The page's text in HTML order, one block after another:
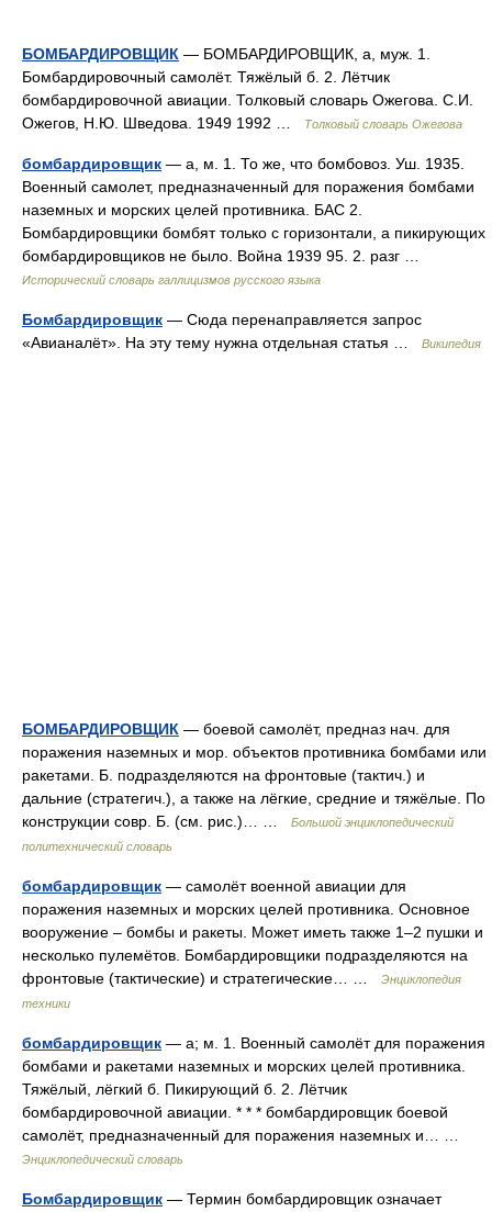
БОМБАРДИРОВЩИК — БОМБАРДИРОВЩИК, а, муж. 1.
Бомбардировочный самолёт. Тяжёлый б. 2. Лётчик
бомбардировочной авиации. Толковый словарь Ожегова. С.И.
Ожегов, Н.Ю. Шведова. 1949 1992 …
Толковый словарь Ожегова
бомбардировщик — а, м. 1. То же, что бомбовоз. Уш. 1935.
Военный самолет, предназначенный для поражения бомбами
наземных и морских целей противника. БАС 2.
Бомбардировщики бомбят только с горизонтали, а пикирующих
бомбардировщиков не было. Война 1939 95. 2. разг …
Исторический словарь галлицизмов русского языка
Бомбардировщик — Сюда перенаправляется запрос
«Авианалёт». На эту тему нужна отдельная статья …
Википедия
БОМБАРДИРОВЩИК — боевой самолёт, предназ нач. для
поражения наземных и мор. объектов противника бомбами или
ракетами. Б. подразделяются на фронтовые (тактич.) и
дальние (стратегич.), а также на лёгкие, средние и тяжёлые. По
конструкции совр. Б. (см. рис.)… …
Большой энциклопедический
политехнический словарь
бомбардировщик — самолёт военной авиации для
поражения наземных и морских целей противника. Основное
вооружение – бомбы и ракеты. Может иметь также 1–2 пушки и
несколько пулемётов. Бомбардировщики подразделяются на
фронтовые (тактические) и стратегические… …
Энциклопедия
техники
бомбардировщик — а; м. 1. Военный самолёт для поражения
бомбами и ракетами наземных и морских целей противника.
Тяжёлый, лёгкий б. Пикирующий б. 2. Лётчик
бомбардировочной авиации. * * * бомбардировщик боевой
самолёт, предназначенный для поражения наземных и… …
Энциклопедический словарь
Бомбардировщик — Термин бомбардировщик означает